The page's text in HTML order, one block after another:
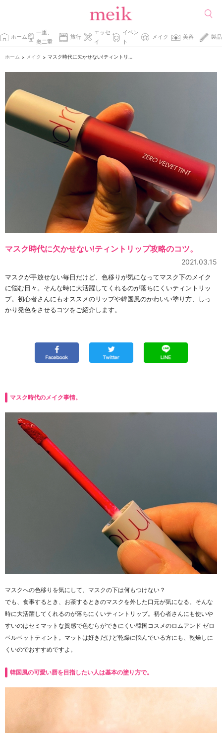
ホーム
一重、
奥二重
旅行
エッセ
イ
イベン
ト
メイク 美容 製品
ホーム > メイク > マスク時代に欠かせない!ティントリップ攻略のコツ。
マスク時代に欠かせない!ティントリップ攻略のコツ。
2021.03.15
マスクが手放せない毎日だけど、色移りが気になってマスク下のメイク
に悩む日々。そんな時に大活躍してくれるのが落ちにくいティントリッ
プ。初心者さんにもオススメのリップや韓国風のかわいい塗り方、しっ
かり発色をさせるコツをご紹介します。
マスク時代のメイク事情。
マスクへの色移りを気にして、マスクの下は何もつけない？
でも、食事するとき、お茶するときのマスクを外した口元が気になる。そんな
時に大活躍してくれるのが落ちにくいティントリップ。初心者さんにも使いや
すいのはセミマットな質感で色むらができにくい韓国コスメのロムアンド ゼロ
ベルベットティント。マットは好きだけど乾燥に悩んでいる方にも、乾燥しに
くいのでおすすめですよ。
韓国風の可愛い唇を目指したい人は基本の塗り方で。